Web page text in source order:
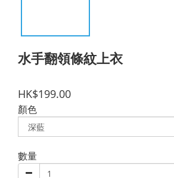
水手翻領條紋上衣
HK$199.00
顏色
數量